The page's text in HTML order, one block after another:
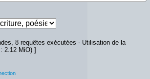
8 requêtes exécutées - Utilisation de la
2.12 MiO) ]